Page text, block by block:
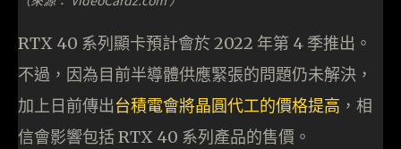
RTX 40 系列顯卡預計會於 2022 年第 4 季推出。
不過，因為目前半導體供應緊張的問題仍未解決，
加上日前傳出台積電會將晶圓代工的價格提高 ，相
信會影響包括 RTX 40 系列產品的售價。